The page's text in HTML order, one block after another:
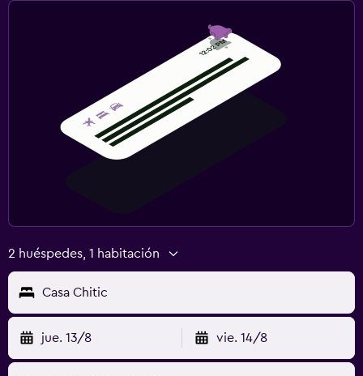
2 huéspedes, 1 habitación
Casa Chitic
jue. 13/8 vie. 14/8